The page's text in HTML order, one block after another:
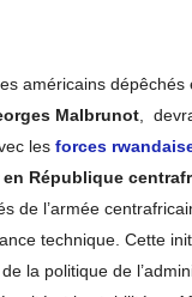
américains dépêchés
Malbrunot,
les forces
en République
de l’armée
technique. Cette
la politique de